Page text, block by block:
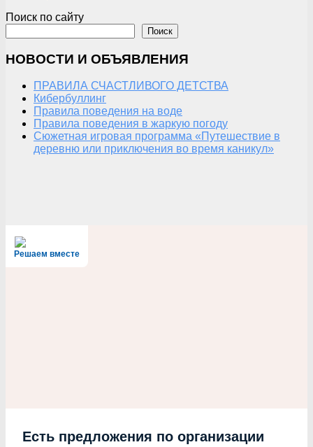
Поиск по сайту
Поиск
НОВОСТИ И ОБЪЯВЛЕНИЯ
ПРАВИЛА СЧАСТЛИВОГО ДЕТСТВА
Кибербуллинг
Правила поведения на воде
Правила поведения в жаркую погоду
Сюжетная игровая программа «Путешествие в
деревню или приключения во время каникул»
Решаем вместе
Есть предложения по организации